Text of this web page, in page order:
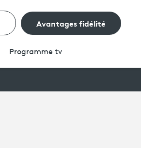
Avantages fidélité
Programme tv